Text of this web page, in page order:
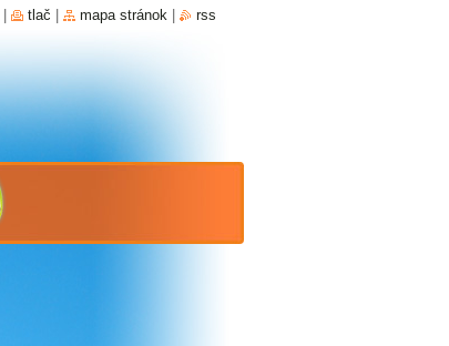
tlač mapa stránok rss